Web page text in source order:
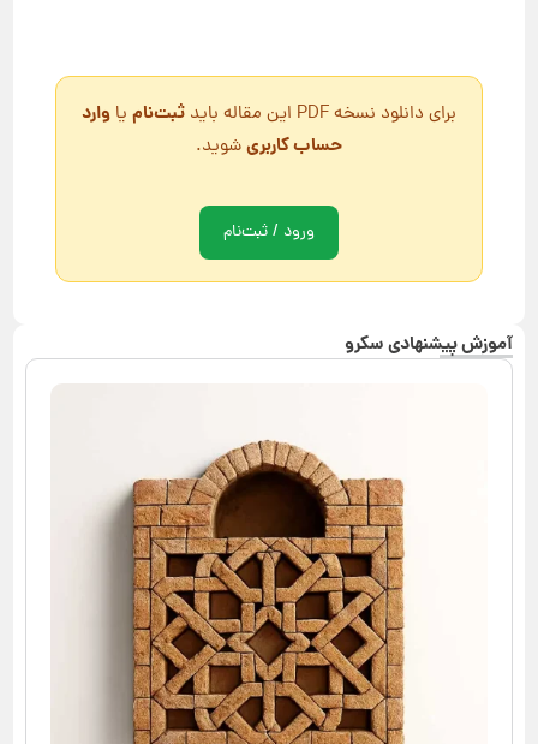
برای دانلود نسخه PDF این مقاله باید ثبت‌نام یا وارد
حساب کاربریشوید.
ورود / ثبت‌نام
آموزش پیشنهادی سکرو